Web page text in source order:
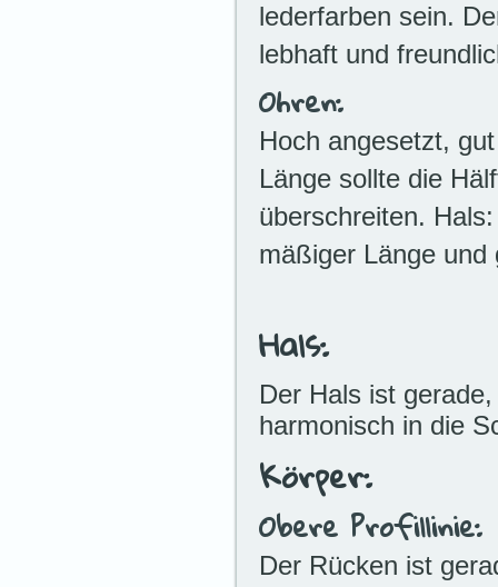
lederfarben sein.
lebhaft und
Ohren:
Hoch angesetzt,
Länge sollte die
überschreiten.
mäßiger Länge und
Hals:
Der Hals ist
harmonisch in die
Körper:
Obere Profillinie:
Der Rücken ist